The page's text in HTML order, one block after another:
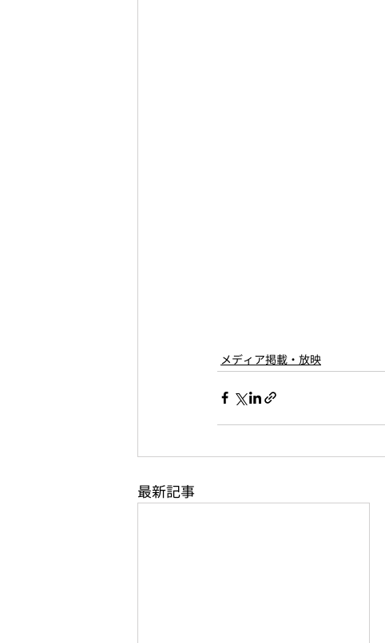
メディア掲載・放映
最新記事